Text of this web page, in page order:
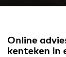
Online
kenteken in